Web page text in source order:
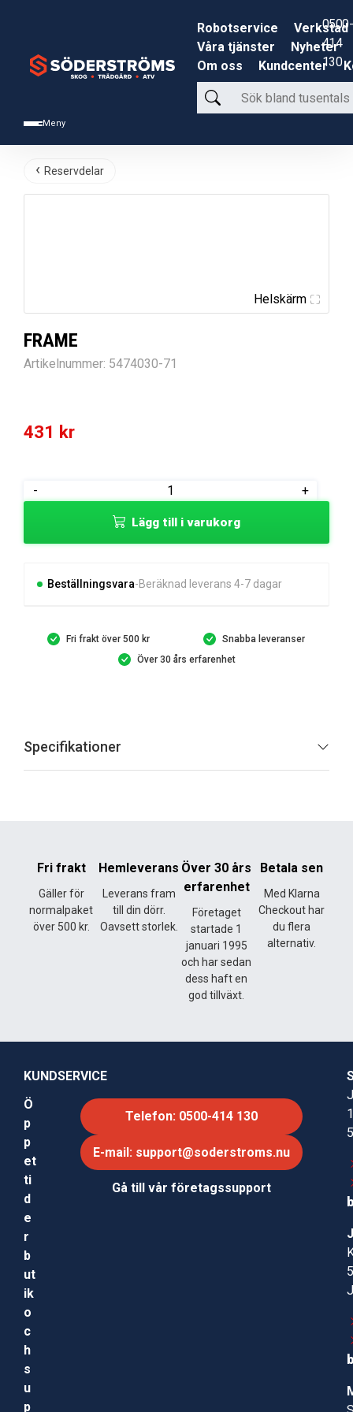
Meny
Robotservice
Verkstad
Våra tjänster
Nyheter
Om oss
Kundcenter
Sök
bland
produkter
0500-
414
130
Reservdelar
Helskärm
FRAME
Artikelnummer: 5474030-71
431 kr
-
FRAME
+
Lägg till i varukorg
Beställningsvara Beräknad leverans 4-7 dagar
Fri frakt över 500 kr
Snabba leveranser
Över 30 års erfarenhet
Specifikationer
Fri frakt
Gäller för
normalpaket
över 500 kr.
Hemleverans
Leverans fram
till din dörr.
Oavsett storlek.
Över 30 års
erfarenhet
Företaget
startade 1
januari 1995
och har sedan
dess haft en
god tillväxt.
Betala sen
Med Klarna
Checkout har
du flera
alternativ.
KUNDSERVICE
Ö
p
p
et
ti
d
e
r
b
ut
ik
o
c
h
s
u
p
Telefon: 0500-414 130
E-mail: support@soderstroms.nu
Gå till vår företagssupport